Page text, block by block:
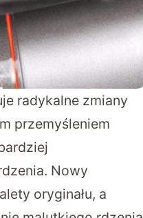
radykalne zmiany
przemyśleniem
Nowy
oryginału, a